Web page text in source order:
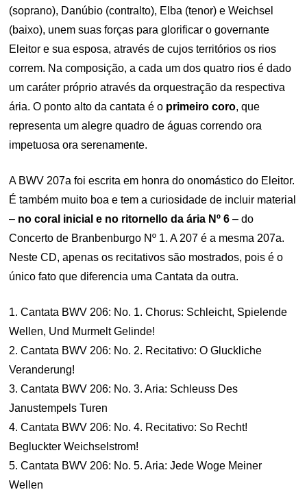
(soprano), Danúbio (contralto), Elba (tenor) e Weichsel
(baixo), unem suas forças para glorificar o governante
Eleitor e sua esposa, através de cujos territórios os rios
correm. Na composição, a cada um dos quatro rios é dado
um caráter próprio através da orquestração da respectiva
ária. O ponto alto da cantata é o primeiro coro, que
representa um alegre quadro de águas correndo ora
impetuosa ora serenamente.
A BWV 207a foi escrita em honra do onomástico do Eleitor.
É também muito boa e tem a curiosidade de incluir material
– no coral inicial e no ritornello da ária Nº 6 – do
Concerto de Branbenburgo Nº 1.A 207 é a mesma 207a.
Neste CD, apenas os recitativos são mostrados, pois é o
único fato que diferencia uma Cantata da outra.
1. Cantata BWV 206: No. 1. Chorus: Schleicht, Spielende
Wellen, Und Murmelt Gelinde!
2. Cantata BWV 206: No. 2. Recitativo: O Gluckliche
Veranderung!
3. Cantata BWV 206: No. 3. Aria: Schleuss Des
Janustempels Turen
4. Cantata BWV 206: No. 4. Recitativo: So Recht!
Begluckter Weichselstrom!
5. Cantata BWV 206: No. 5. Aria: Jede Woge Meiner
Wellen